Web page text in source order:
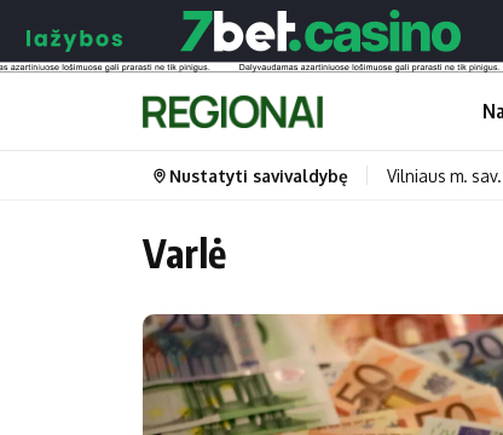
Pradinis puslapis
Savivaldybės
Naujausi
Transportas
Gyvenimas
Horoskopai
Nustatyti savivaldybę Vilniaus m. sav.
Varlė